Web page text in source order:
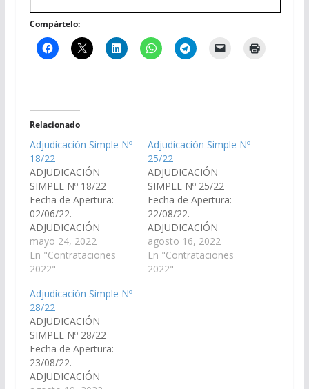
Compártelo:
Relacionado
Adjudicación Simple Nº
18/22
ADJUDICACIÓN
SIMPLE Nº 18/22
Fecha de Apertura:
02/06/22.
ADJUDICACIÓN
SIMPLE 17/22:
«Adquisición e
instalación de 2 (dos)
acondicionado entre
6.000 y 8.000 FRIG/H
F/C Refrigerante
Ecológico ».
ADJUDICACION
SIMPLE N° 18 PLIEGO
DE CONDICIONES N°
mayo 24, 2022
En "Contrataciones
2022"
Adjudicación Simple Nº
25/22
ADJUDICACIÓN
SIMPLE Nº 25/22
Fecha de Apertura:
22/08/22.
ADJUDICACIÓN
SIMPLE 25/22.
ADJUDICACION
SIMPLE N° 25
agosto 16, 2022
En "Contrataciones
2022"
Adjudicación Simple Nº
28/22
ADJUDICACIÓN
SIMPLE Nº 28/22
Fecha de Apertura:
23/08/22.
ADJUDICACIÓN